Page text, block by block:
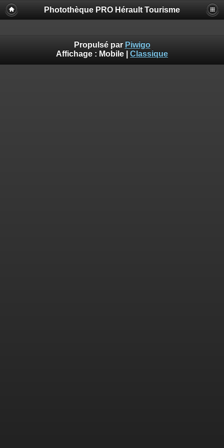
Photothèque PRO Hérault Tourisme
Propulsé par Piwigo
Affichage : Mobile Classique